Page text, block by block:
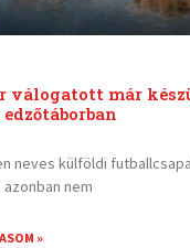
válogatott már
neves külföldi
nem
»